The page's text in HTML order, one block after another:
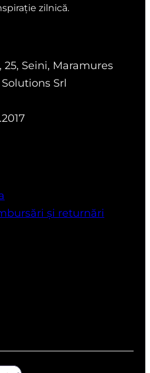
zilnică.
25, Seini, Maramures
Srl
și returnări